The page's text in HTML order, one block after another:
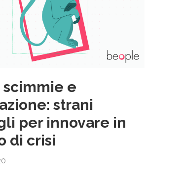
scimmie e
strani
per innovare in
di crisi